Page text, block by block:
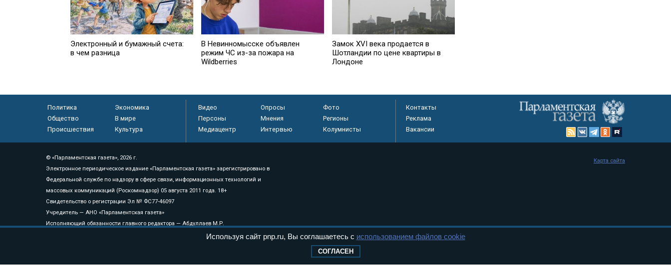
Электронный и бумажный счета:
в чем разница
В Невинномысске объявлен
режим ЧС из-за пожара на
Wildberries
Замок XVI века продается в
Шотландии по цене квартиры в
Лондоне
Политика
Экономика
Общество
В мире
Происшествия
Культура
Видео Опросы
Фото
Персоны
Мнения
Регионы
Медиацентр
Интервью Колумнисты
Контакты
Реклама
Вакансии
© «Парламентская газета», 2026 г.
Электронное периодическое издание «Парламентская газета» зарегистрировано в
Федеральной службе по надзору в сфере связи, информационных технологий и
массовых коммуникаций (Роскомнадзор) 05 августа 2011 года. 18+
Свидетельство о регистрации Эл № ФС77-46097
Учредитель — АНО «Парламентская газета»
Исполняющий обязанности главного редактора — Абдуллаев М.Р.
«Парламентская газета» - официальное еженедельное издание Федерального Собрания РФ. Издается с 1997 года. Учредители газеты - Государственная Дума и Совет Федерации РФ. Официальный публикатор
федеральных конституционных законов, федеральных законов и актов палат Федерального Собрания. «Парламентская газета» имеет пункты печати и представительства в десяти субъектах федерации.
Карта сайта
Используя сайт pnp.ru, Вы соглашаетесь с использованием файлов cookie
СОГЛАСЕН